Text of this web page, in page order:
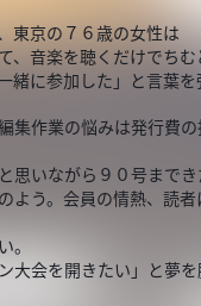
東京の７６歳の女性は
、音楽を聴くだけでちむ
緒に参加した」と言葉を
集作業の悩みは発行費
思いながら９０号までき
よう。会員の情熱、読
。
大会を開きたい」と夢